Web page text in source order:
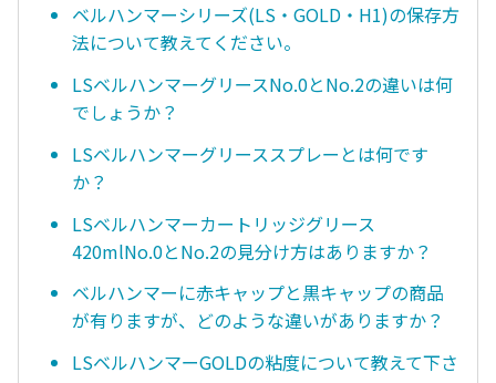
ベルハンマーシリーズ(LS・GOLD・H1)の保存方
法について教えてください。
LSベルハンマーグリースNo.0とNo.2の違いは何
でしょうか？
LSベルハンマーグリーススプレーとは何です
か？
LSベルハンマーカートリッジグリース
420mlNo.0とNo.2の見分け方はありますか？
ベルハンマーに赤キャップと黒キャップの商品
が有りますが、どのような違いがありますか？
LSベルハンマーGOLDの粘度について教えて下さ